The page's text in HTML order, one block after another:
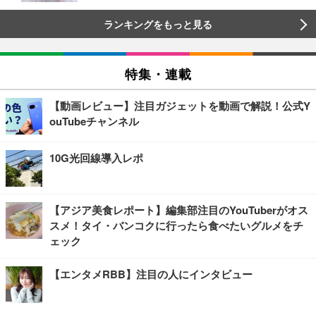
ランキングをもっと見る
特集・連載
【動画レビュー】注目ガジェットを動画で解説！公式Y
ouTubeチャンネル
10G光回線導入レポ
【アジア美食レポート】編集部注目のYouTuberがオス
スメ！タイ・バンコクに行ったら食べたいグルメをチ
ェック
【エンタメRBB】注目の人にインタビュー